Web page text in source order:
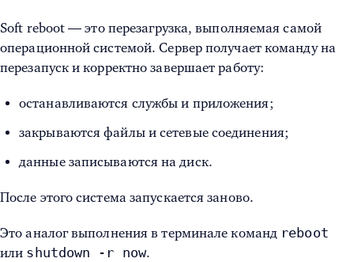
Soft reboot — это перезагрузка, выполняемая самой
операционной системой. Сервер получает команду на
перезапуск и корректно завершает работу:
останавливаются службы и приложения;
закрываются файлы и сетевые соединения;
данные записываются на диск.
После этого система запускается заново.
Это аналог выполнения в терминале команд reboot
или shutdown -r now.